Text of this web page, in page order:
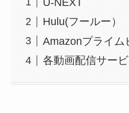
Hulu(フールー）
Amazonプライム
各動画配信サー